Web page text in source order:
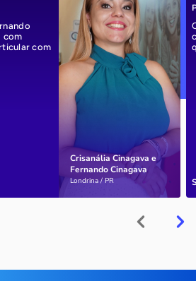
Crisanália Cinagava e
Fernando Cinagava
Londrina / PR
com
com